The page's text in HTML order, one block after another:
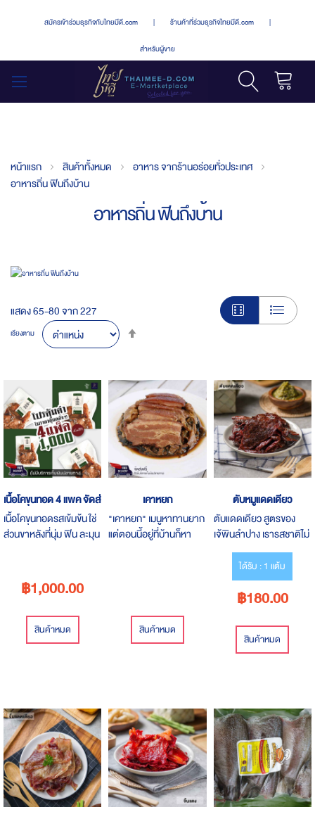
สมัครเข้าร่วมธุรกิจกับไทยมีดี.com | ร้านค้าที่ร่วมธุรกิจไทยมีดี.com |
สำหรับผู้ขาย
หน้าแรก สินค้าทั้งหมด
อาหาร จากร้านอร่อยทั่วประเทศ
อาหารถิ่น ฟินถึงบ้าน
อาหารถิ่น ฟินถึงบ้าน
แสดง65-80จาก227
เรียงตาม
Direction
เนื้อโคขุนทอด 4 แพค จัดส่งฟรี
เนื้อโคขุนทอดรสเข้มข้น ใช่
ส่วนขาหลังที่นุ่ม ฟิน ละมุน
ลาล 100%
฿1,000.00
สินค้าหมด
เคาหยก
"เคาหยก" เมนูหาทานยาก
แต่ตอนนี้อยู่ที่บ้านก็หา
สินค้าหมด
ตับหมูแดดเดียว
ตับแดดเดียว สูตรของ
เจ้พินลำปาง เรารสชาติไม่
เหมือนใคร ความพิเศษตับ
ของเรานำไปย่างเตาถ่าน
เมื่อนำมาทอดหรือรวน
น้ำมันเล็กน้อย จะได้กิน
มีความหวานออกมา"
ได้รับ : 1 แต้ม
฿180.00
สินค้าหมด